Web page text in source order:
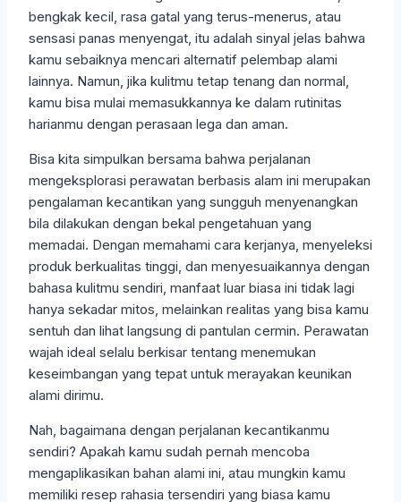
bengkak kecil, rasa gatal yang terus-menerus, atau
sensasi panas menyengat, itu adalah sinyal jelas bahwa
kamu sebaiknya mencari alternatif pelembap alami
lainnya. Namun, jika kulitmu tetap tenang dan normal,
kamu bisa mulai memasukkannya ke dalam rutinitas
harianmu dengan perasaan lega dan aman.
Bisa kita simpulkan bersama bahwa perjalanan
mengeksplorasi perawatan berbasis alam ini merupakan
pengalaman kecantikan yang sungguh menyenangkan
bila dilakukan dengan bekal pengetahuan yang
memadai. Dengan memahami cara kerjanya, menyeleksi
produk berkualitas tinggi, dan menyesuaikannya dengan
bahasa kulitmu sendiri, manfaat luar biasa ini tidak lagi
hanya sekadar mitos, melainkan realitas yang bisa kamu
sentuh dan lihat langsung di pantulan cermin. Perawatan
wajah ideal selalu berkisar tentang menemukan
keseimbangan yang tepat untuk merayakan keunikan
alami dirimu.
Nah, bagaimana dengan perjalanan kecantikanmu
sendiri? Apakah kamu sudah pernah mencoba
mengaplikasikan bahan alami ini, atau mungkin kamu
memiliki resep rahasia tersendiri yang biasa kamu